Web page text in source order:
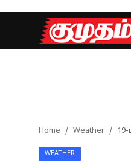
GamesHome Weather
WEATHER